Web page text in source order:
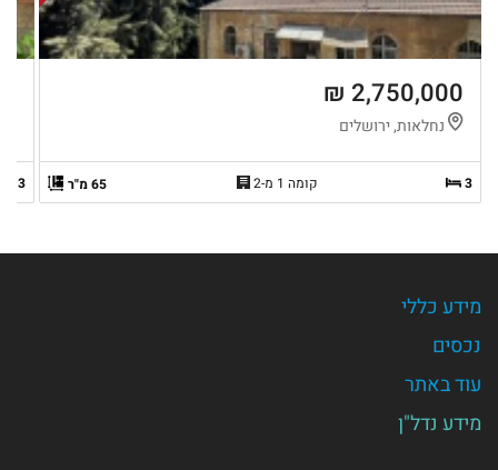
2,750,000 ₪
נחלאות, ירושלים
3 קומה 1 מ-2 65 מ"ר 3
מידע כללי
נכסים
עוד באתר
מידע נדל"ן